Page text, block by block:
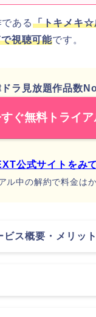
ある「トキメキ☆
視聴可能です。
ドラ見放題作品数
ぐ無料トライア
公式サイトをみ
ル中の解約で料金はか
ス概要・メリット